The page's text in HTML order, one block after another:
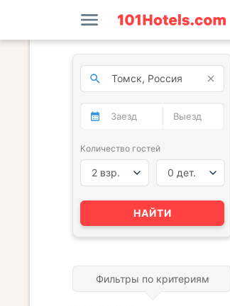
Количество гостей
2 взр. 0 дет.
НАЙТИ
Фильтры по критериям